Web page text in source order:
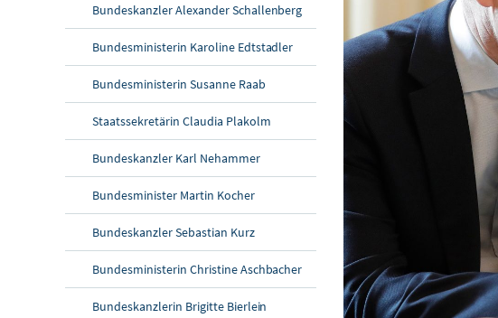
Bundeskanzler Alexander Schallenberg
Bundesministerin Karoline Edtstadler
Bundesministerin Susanne Raab
Staatssekretärin Claudia Plakolm
Bundeskanzler Karl Nehammer
Bundesminister Martin Kocher
Bundeskanzler Sebastian Kurz
Bundesministerin Christine Aschbacher
Bundeskanzlerin Brigitte Bierlein